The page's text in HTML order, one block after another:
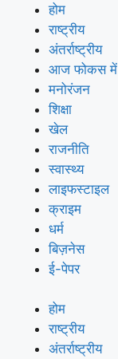
होम
राष्ट्रीय
अंतर्राष्ट्रीय
आज फोकस में
मनोरंजन
शिक्षा
खेल
राजनीति
स्वास्थ्य
लाइफस्टाइल
क्राइम
धर्म
बिज़नेस
ई-पेपर
होम
राष्ट्रीय
अंतर्राष्ट्रीय